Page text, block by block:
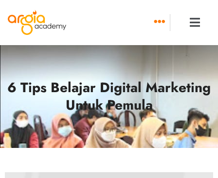
content
6 Tips Belajar Digital Marketing
Untuk Pemula